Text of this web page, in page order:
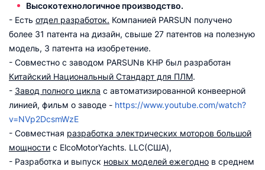
Высокотехнологичное производство.
- Есть отдел разработок. Компанией PARSUN получено
более 31 патента на дизайн, свыше 27 патентов на полезную
модель, 3 патента на изобретение.
- Совместно с заводом PARSUNв КНР был разработан
Китайский Национальный Стандарт для ПЛМ.
- Завод полного цикла с автоматизированной конвеерной
линией, фильм о заводе - https://www.youtube.com/watch?
v=NVp2DcsmWzE
- Совместная разработка электрических моторов большой
мощности с ElcoMotorYachts. LLC(США),
- Разработка и выпуск новых моделей ежегодно в среднем